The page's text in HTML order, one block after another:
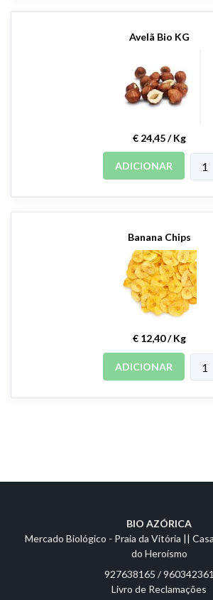
Avelã Bio KG
€ 24,45 / Kg
ADICIONAR
Banana Chips
€ 12,40 / Kg
ADICIONAR
BIO AZÓRICA
Mercado Biológico - Praia da Vitória ||
do Heroísmo
927638165 / 960342361
Livro de Reclamações